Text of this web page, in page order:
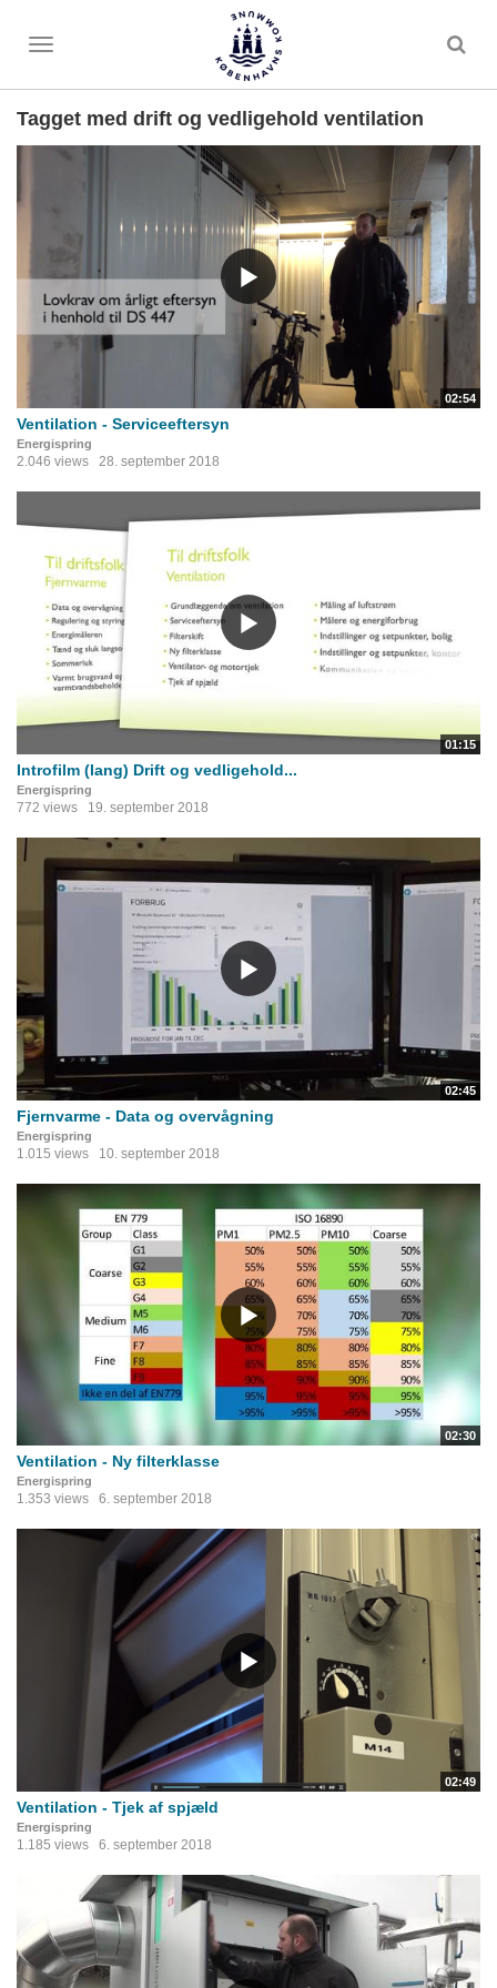
Toggle
Tagget med drift og vedligehold ventilation
02:54
Ventilation - Serviceeftersyn
Energispring
2.046 views 28. september 2018
01:15
Introfilm (lang) Drift og vedligehold...
Energispring
772 views 19. september 2018
02:45
Fjernvarme - Data og overvågning
Energispring
1.015 views 10. september 2018
02:30
Ventilation - Ny filterklasse
Energispring
1.353 views 6. september 2018
02:49
Ventilation - Tjek af spjæld
Energispring
1.185 views 6. september 2018